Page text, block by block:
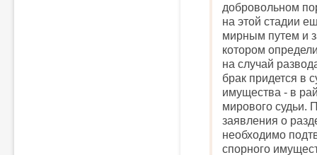
добровольном
на этой стадии
мирным путем и
котором
на случай
брак придется в
имущества - в
мирового судьи.
заявления о
необходимо
спорного